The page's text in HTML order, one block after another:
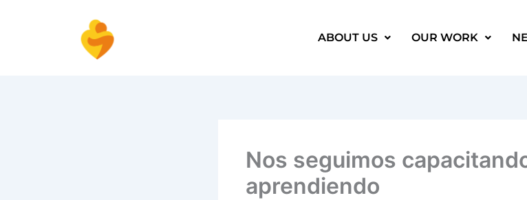
ABOUT US OUR WORK
Nos seguimos
aprendiendo